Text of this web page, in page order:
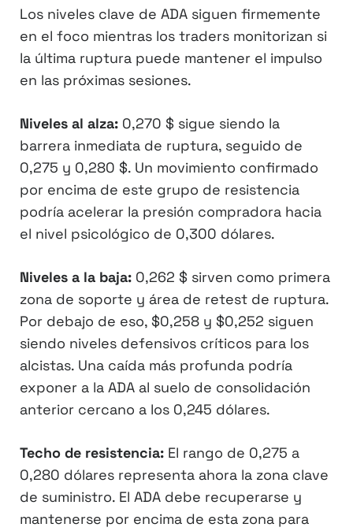
Los niveles clave de ADA siguen firmemente
en el foco mientras los traders monitorizan si
la última ruptura puede mantener el impulso
en las próximas sesiones.
Niveles al alza: 0,270 $ sigue siendo la
barrera inmediata de ruptura, seguido de
0,275 y 0,280 $. Un movimiento confirmado
por encima de este grupo de resistencia
podría acelerar la presión compradora hacia
el nivel psicológico de 0,300 dólares.
Niveles a la baja: 0,262 $ sirven como primera
zona de soporte y área de retest de ruptura.
Por debajo de eso, $0,258 y $0,252 siguen
siendo niveles defensivos críticos para los
alcistas. Una caída más profunda podría
exponer a la ADA al suelo de consolidación
anterior cercano a los 0,245 dólares.
Techo de resistencia: El rango de 0,275 a
0,280 dólares representa ahora la zona clave
de suministro. El ADA debe recuperarse y
mantenerse por encima de esta zona para